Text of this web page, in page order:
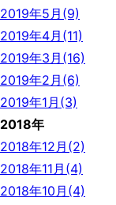
2019年5月(9)
2019年4月(11)
2019年3月(16)
2019年2月(6)
2019年1月(3)
2018年
2018年12月(2)
2018年11月(4)
2018年10月(4)